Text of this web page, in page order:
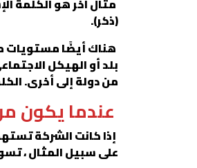
(ذكر).
هناك أيضًا مستويات
بلد أو الهيكل
من دولة إلى أخرى.
عندما يكون
إذا كانت الشركة
على سبيل المثال ،